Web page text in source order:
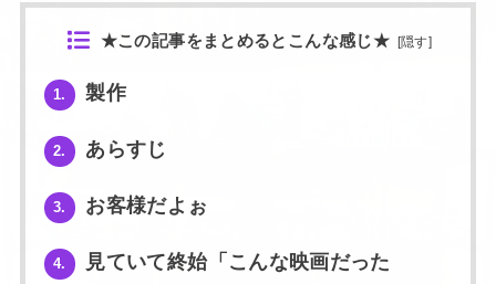
★この記事をまとめるとこんな感じ★ [隠す]
1. 製作
2. あらすじ
3. お客様だよぉ
4.
見ていて終始「こんな映画だった